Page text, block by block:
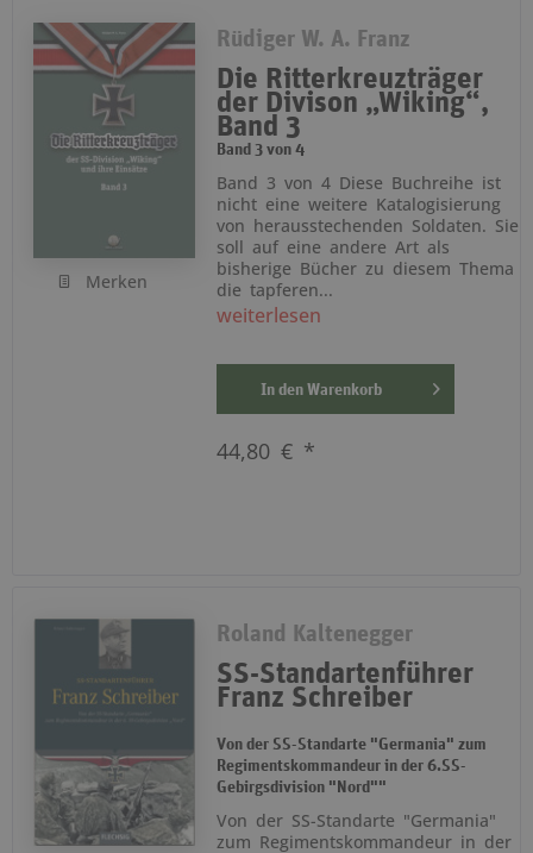
Merken
Rüdiger W. A. Franz
Die Ritterkreuzträger
der Divison „Wiking“,
Band 3
Band 3 von 4
Band 3 von 4 Diese Buchreihe ist
nicht eine weitere Katalogisierung
von herausstechenden Soldaten. Sie
soll auf eine andere Art als
bisherige Bücher zu diesem Thema
die tapferen...
weiterlesen
In den Warenkorb
44,80 € *
Roland Kaltenegger
SS-Standartenführer
Franz Schreiber
Von der SS-Standarte "Germania" zum
Regimentskommandeur in der 6.SS-
Gebirgsdivision "Nord""
Von der SS-Standarte "Germania"
zum Regimentskommandeur in der